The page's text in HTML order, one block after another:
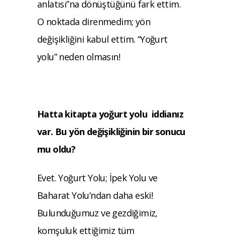
anlatısı”na dönüştüğünü fark ettim.
O noktada direnmedim; yön
değişikliğini kabul ettim. “Yoğurt
yolu” neden olmasın!
Hatta kitapta yoğurt yolu iddianız
var. Bu yön değişikliğinin bir sonucu
mu oldu?
Evet. Yoğurt Yolu; İpek Yolu ve
Baharat Yolu’ndan daha eski!
Bulunduğumuz ve gezdiğimiz,
komşuluk ettiğimiz tüm